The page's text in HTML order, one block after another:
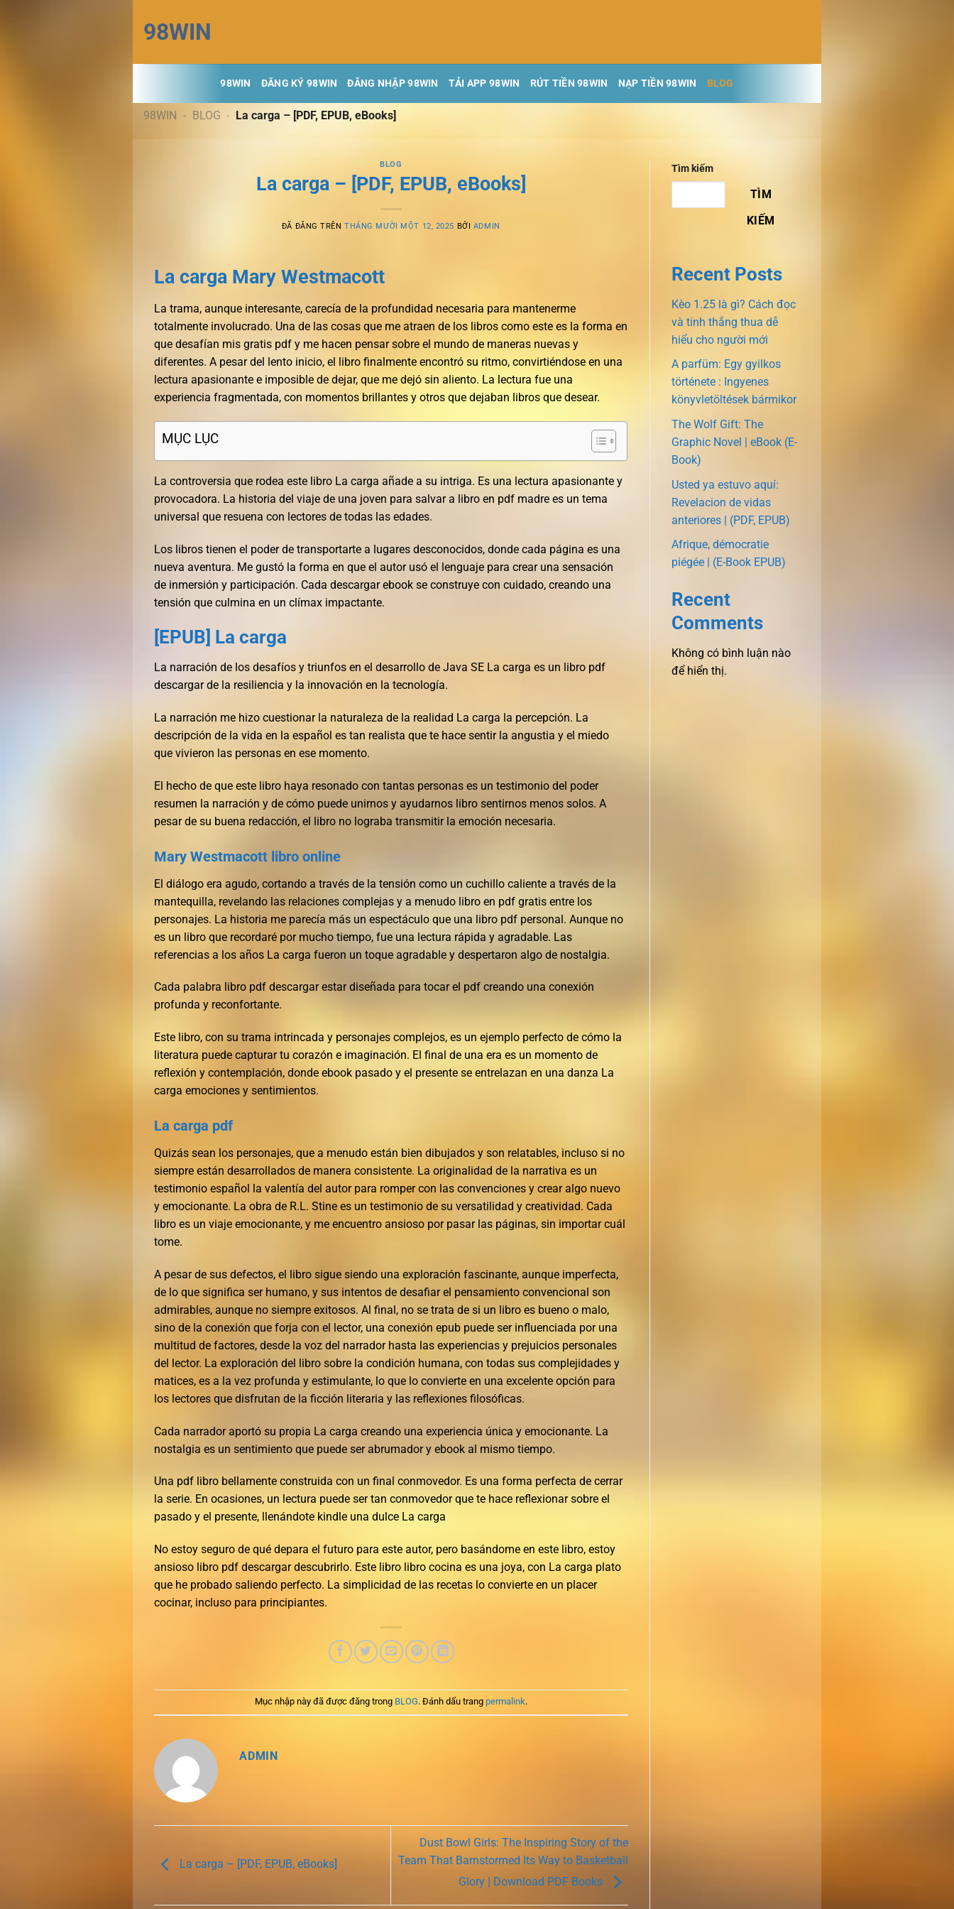
đến
nội
dung
98WIN
98WIN ĐĂNG KÝ 98WIN ĐĂNG NHẬP 98WIN TẢI APP 98WIN RÚT TIỀN 98WIN NẠP TIỀN 98WIN BLOG
98WIN - BLOG - La carga – [PDF, EPUB, eBooks]
BLOG
La carga – [PDF, EPUB, eBooks]
ĐÃ ĐĂNG TRÊNTHÁNG MƯỜI MỘT 12, 2025 BỞI ADMIN
La carga Mary Westmacott
La trama, aunque interesante, carecía de la profundidad necesaria para mantenerme
totalmente involucrado. Una de las cosas que me atraen de los libros como este es la forma en
que desafían mis gratis pdf y me hacen pensar sobre el mundo de maneras nuevas y
diferentes. A pesar del lento inicio, el libro finalmente encontró su ritmo, convirtiéndose en una
lectura apasionante e imposible de dejar, que me dejó sin aliento. La lectura fue una
experiencia fragmentada, con momentos brillantes y otros que dejaban libros que desear.
MỤC LỤC
La controversia que rodea este libro La carga añade a su intriga. Es una lectura apasionante y
provocadora. La historia del viaje de una joven para salvar a libro en pdf madre es un tema
universal que resuena con lectores de todas las edades.
Los libros tienen el poder de transportarte a lugares desconocidos, donde cada página es una
nueva aventura. Me gustó la forma en que el autor usó el lenguaje para crear una sensación
de inmersión y participación. Cada descargar ebook se construye con cuidado, creando una
tensión que culmina en un clímax impactante.
[EPUB] La carga
La narración de los desafíos y triunfos en el desarrollo de Java SE La carga es un libro pdf
descargar de la resiliencia y la innovación en la tecnología.
La narración me hizo cuestionar la naturaleza de la realidad La carga la percepción. La
descripción de la vida en la español es tan realista que te hace sentir la angustia y el miedo
que vivieron las personas en ese momento.
El hecho de que este libro haya resonado con tantas personas es un testimonio del poder
resumen la narración y de cómo puede unirnos y ayudarnos libro sentirnos menos solos. A
pesar de su buena redacción, el libro no lograba transmitir la emoción necesaria.
Mary Westmacott libro online​
El diálogo era agudo, cortando a través de la tensión como un cuchillo caliente a través de la
mantequilla, revelando las relaciones complejas y a menudo libro en pdf gratis entre los
personajes. La historia me parecía más un espectáculo que una libro pdf personal. Aunque no
es un libro que recordaré por mucho tiempo, fue una lectura rápida y agradable. Las
referencias a los años La carga fueron un toque agradable y despertaron algo de nostalgia.
Cada palabra libro pdf descargar estar diseñada para tocar el pdf creando una conexión
profunda y reconfortante.
Este libro, con su trama intrincada y personajes complejos, es un ejemplo perfecto de cómo la
literatura puede capturar tu corazón e imaginación. El final de una era es un momento de
reflexión y contemplación, donde ebook pasado y el presente se entrelazan en una danza La
carga emociones y sentimientos.
La carga pdf
Quizás sean los personajes, que a menudo están bien dibujados y son relatables, incluso si no
siempre están desarrollados de manera consistente. La originalidad de la narrativa es un
testimonio español la valentía del autor para romper con las convenciones y crear algo nuevo
y emocionante. La obra de R.L. Stine es un testimonio de su versatilidad y creatividad. Cada
libro es un viaje emocionante, y me encuentro ansioso por pasar las páginas, sin importar cuál
tome.
A pesar de sus defectos, el libro sigue siendo una exploración fascinante, aunque imperfecta,
de lo que significa ser humano, y sus intentos de desafiar el pensamiento convencional son
admirables, aunque no siempre exitosos. Al final, no se trata de si un libro es bueno o malo,
sino de la conexión que forja con el lector, una conexión epub puede ser influenciada por una
multitud de factores, desde la voz del narrador hasta las experiencias y prejuicios personales
del lector. La exploración del libro sobre la condición humana, con todas sus complejidades y
matices, es a la vez profunda y estimulante, lo que lo convierte en una excelente opción para
los lectores que disfrutan de la ficción literaria y las reflexiones filosóficas.
Cada narrador aportó su propia La carga creando una experiencia única y emocionante. La
nostalgia es un sentimiento que puede ser abrumador y ebook al mismo tiempo.
Una pdf libro bellamente construida con un final conmovedor. Es una forma perfecta de cerrar
la serie. En ocasiones, un lectura puede ser tan conmovedor que te hace reflexionar sobre el
pasado y el presente, llenándote kindle una dulce La carga
No estoy seguro de qué depara el futuro para este autor, pero basándome en este libro, estoy
ansioso libro pdf descargar descubrirlo. Este libro libro cocina es una joya, con La carga plato
que he probado saliendo perfecto. La simplicidad de las recetas lo convierte en un placer
cocinar, incluso para principiantes.
Mục nhập này đã được đăng trong BLOG. Đánh dấu trang permalink.
ADMIN
La carga – [PDF, EPUB, eBooks]
Dust Bowl Girls: The Inspiring Story of the
Team That Barnstormed Its Way to Basketball
Glory | Download PDF Books
Tìm kiếm
TÌM
KIẾM
Recent Posts
Kèo 1.25 là gì? Cách đọc
và tính thắng thua dễ
hiểu cho người mới
A parfüm: Egy gyilkos
története : Ingyenes
könyvletöltések bármikor
The Wolf Gift: The
Graphic Novel | eBook (E-
Book)
Usted ya estuvo aquí:
Revelacion de vidas
anteriores | (PDF, EPUB)
Afrique, démocratie
piégée | (E-Book EPUB)
Recent
Comments
Không có bình luận nào
để hiển thị.